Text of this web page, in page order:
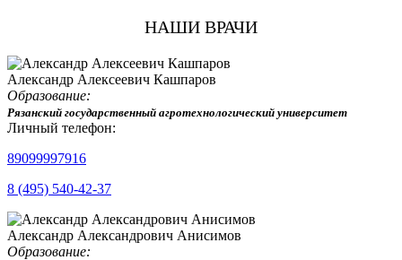
НАШИ ВРАЧИ
Александр Алексеевич Кашпаров
Образование:
Рязанский государственный агротехнологический университет
Личный телефон:
89099997916
8 (495) 540-42-37
Александр Александрович Анисимов
Образование: